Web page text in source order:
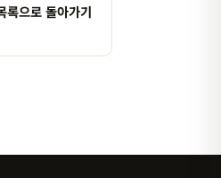
록으로 돌아가기